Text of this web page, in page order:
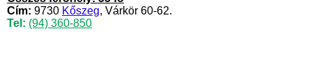
Cím: 9730 Kőszeg, Várkör 60-62.
Tel: (94) 360-850